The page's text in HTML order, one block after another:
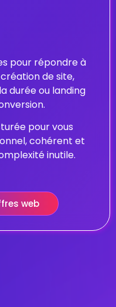
pour répondre à
de site,
durée ou landing
pour vous
cohérent et
inutile.
web